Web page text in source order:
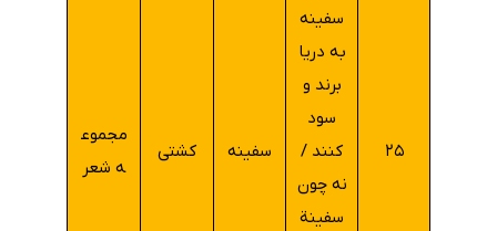
۲۵
سفینه
به دریا
برند و
سود
کنند /
نه چون
سفینة
سفینه کشتی
مجموع
ه شعر